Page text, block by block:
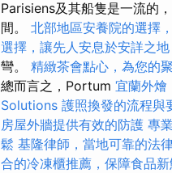
Parisiens及其船隻是一流的
間。 北部地區安養院的選擇
選擇，讓先人安息於安詳之地
彎。 精緻茶會點心，為您的
總而言之，Portum 宜蘭外燴
Solutions 護照換發的流程與
房屋外牆提供有效的防護 專
鬆 基隆律師，當地可靠的法
合的冷凍櫃推薦，保障食品